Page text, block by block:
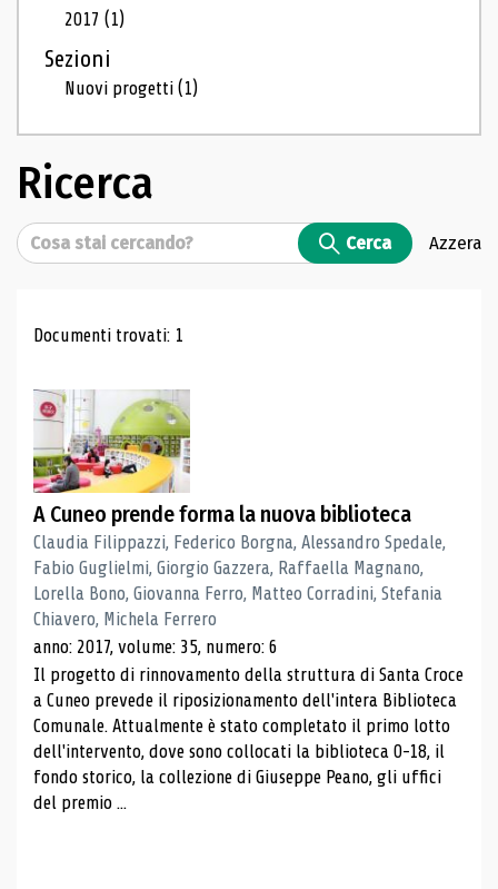
2017(1)
Sezioni
Nuovi progetti(1)
Ricerca
Cerca Cerca Azzera
Risultati di ricerca
Documenti trovati: 1
A Cuneo prende forma la nuova biblioteca
Claudia Filippazzi, Federico Borgna, Alessandro Spedale,
Fabio Guglielmi, Giorgio Gazzera, Raffaella Magnano,
Lorella Bono, Giovanna Ferro, Matteo Corradini, Stefania
Chiavero, Michela Ferrero
anno: 2017, volume: 35, numero: 6
Il progetto di rinnovamento della struttura di Santa Croce
a Cuneo prevede il riposizionamento dell'intera Biblioteca
Comunale. Attualmente è stato completato il primo lotto
dell'intervento, dove sono collocati la biblioteca 0-18, il
fondo storico, la collezione di Giuseppe Peano, gli uffici
del premio ...